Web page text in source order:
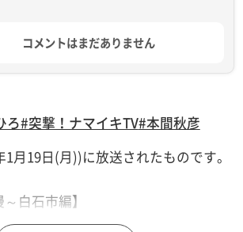
コメントはまだありません
ろ#突撃！ナマイキTV#本間秋彦
1月19日(月))に放送されたものです。
白石市編】
地を訪ねて白石城で本格甲冑体験